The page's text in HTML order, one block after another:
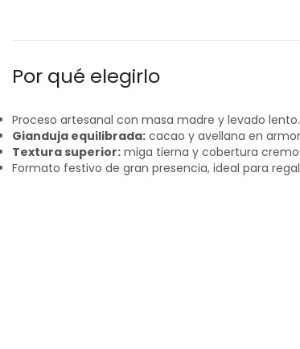
Por qué elegirlo
Proceso artesanal con masa madre y levado lento.
Gianduja equilibrada: cacao y avellana en
Textura superior: miga tierna y cobertura
Formato festivo de gran presencia, ideal para